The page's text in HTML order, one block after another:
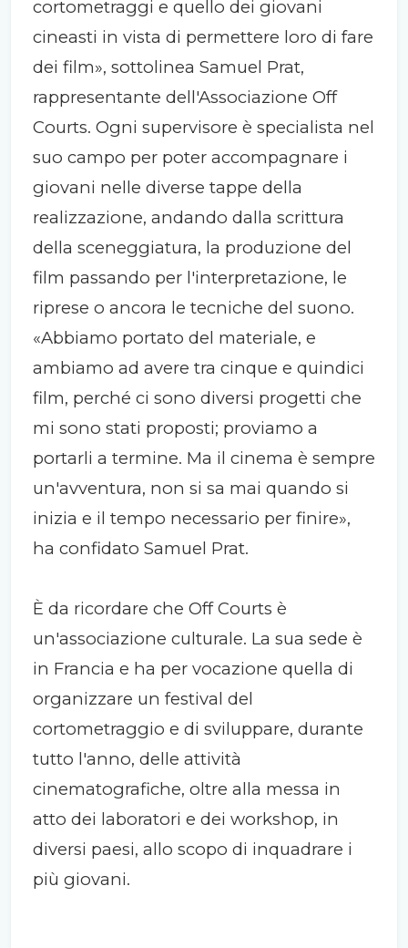
cortometraggi e quello dei giovani
cineasti in vista di permettere loro di fare
dei film», sottolinea Samuel Prat,
rappresentante dell'Associazione Off
Courts. Ogni supervisore è specialista nel
suo campo per poter accompagnare i
giovani nelle diverse tappe della
realizzazione, andando dalla scrittura
della sceneggiatura, la produzione del
film passando per l'interpretazione, le
riprese o ancora le tecniche del suono.
«Abbiamo portato del materiale, e
ambiamo ad avere tra cinque e quindici
film, perché ci sono diversi progetti che
mi sono stati proposti; proviamo a
portarli a termine. Ma il cinema è sempre
un'avventura, non si sa mai quando si
inizia e il tempo necessario per finire»,
ha confidato Samuel Prat.
È da ricordare che Off Courts è
un'associazione culturale. La sua sede è
in Francia e ha per vocazione quella di
organizzare un festival del
cortometraggio e di sviluppare, durante
tutto l'anno, delle attività
cinematografiche, oltre alla messa in
atto dei laboratori e dei workshop, in
diversi paesi, allo scopo di inquadrare i
più giovani.